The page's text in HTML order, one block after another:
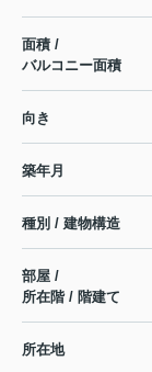
面積 /
バルコニー面積
向き
築年月
種別 / 建物構造
部屋 /
所在階 / 階建て
所在地